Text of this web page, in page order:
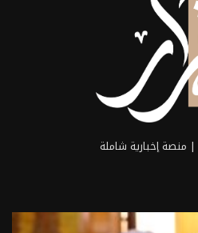
| منصة إخبارية شاملة